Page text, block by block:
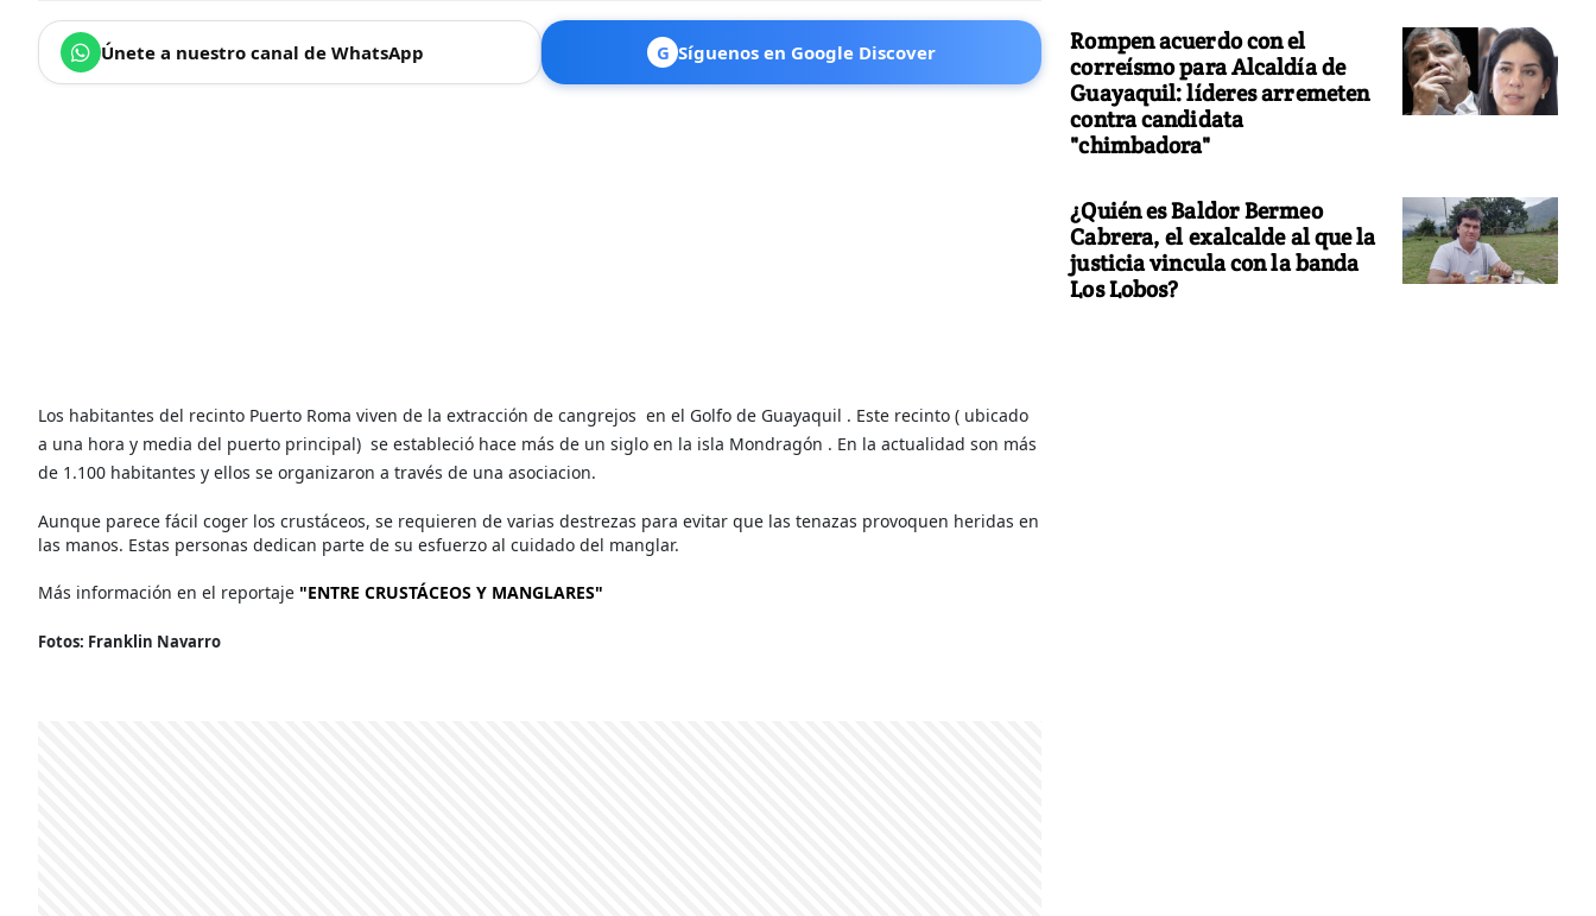
Únete a nuestro canal de WhatsApp G Síguenos en Google Discover
Los habitantes del recinto Puerto Roma viven de la extracción de cangrejos en el Golfo de Guayaquil . Este recinto ( ubicado
a una hora y media del puerto principal) se estableció hace más de un siglo en la isla Mondragón . En la actualidad son más
de 1.100 habitantes y ellos se organizaron a través de una asociacion.
Aunque parece fácil coger los crustáceos, se requieren de varias destrezas para evitar que las tenazas provoquen heridas en
las manos. Estas personas dedican parte de su esfuerzo al cuidado del manglar.
Más información en el reportaje "ENTRE CRUSTÁCEOS Y MANGLARES"
Fotos: Franklin Navarro
Rompen acuerdo con el
correísmo para Alcaldía de
Guayaquil: líderes arremeten
contra candidata
"chimbadora"
¿Quién es Baldor Bermeo
Cabrera, el exalcalde al que la
justicia vincula con la banda
Los Lobos?